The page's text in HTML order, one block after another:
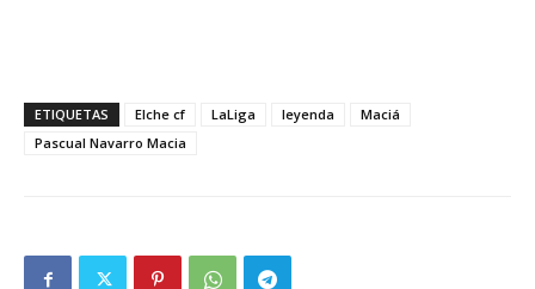
ETIQUETAS Elche cf LaLiga leyenda
Maciá
Pascual Navarro Macia